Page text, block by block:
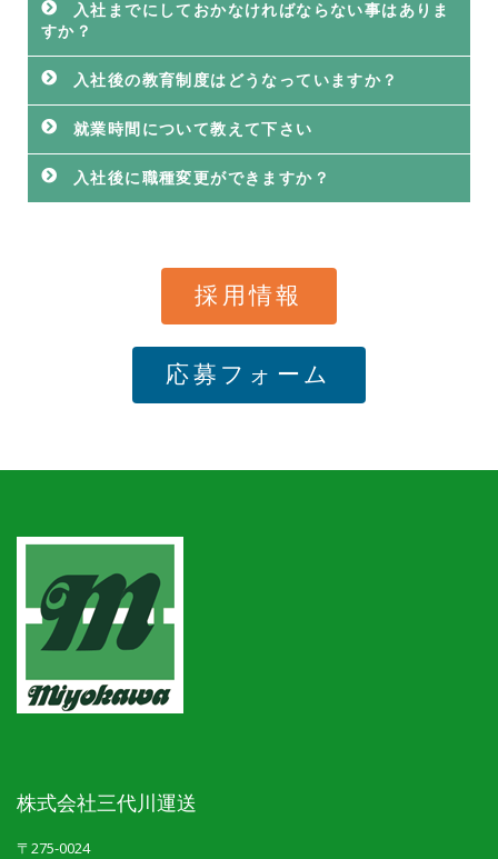
入社までにしておかなければならない事はありま
すか？
入社後の教育制度はどうなっていますか？
就業時間について教えて下さい
入社後に職種変更ができますか？
採用情報
応募フォーム
株式会社三代川運送
〒275-0024